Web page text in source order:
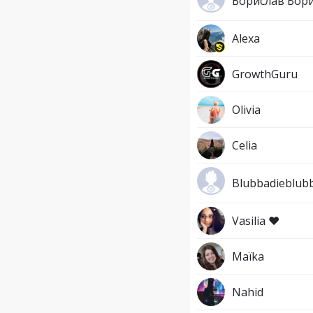
Alexa
GrowthGuru
Olivia
Celia
Vasilia ❤️
Maïka
Nahid